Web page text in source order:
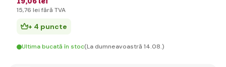
15,76 lei fără TVA
+ 4 puncte
Ultima bucată în stoc(La dumneavoastră 14.08.)